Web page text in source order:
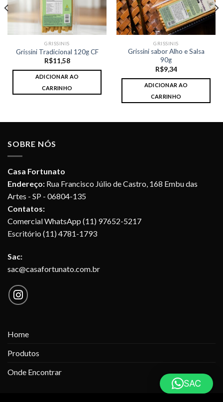
GRISSINIS
Grissini Tradicional 120g CF
R$11,58
ADICIONAR AO
CARRINHO
GRISSINIS
Grissini sabor Alho e Salsa
90g
R$9,34
ADICIONAR AO
CARRINHO
SOBRE NÓS
Casa Fortunato
Endereço: Rua Francisco Júlio de Castro, 168 Embu das
Artes - SP - 06804-135
Contatos:
Comercial WhatsApp (11) 97652-5217
Escritório (11) 4781-1793
Sac:
sac@casafortunato.com.br
Home
Produtos
Onde Encontrar
SAC